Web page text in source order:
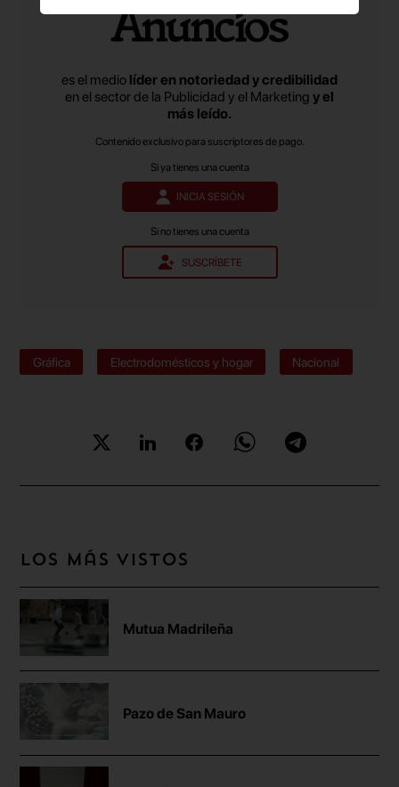
es el medio líder en notoriedad y credibilidad
en el sector de la Publicidad y el Marketing y el
más leído.
Contenido exclusivo para suscriptores de pago.
Si ya tienes una cuenta
INICIA SESIÓN
Si no tienes una cuenta
SUSCRÍBETE
Gráfica Electrodomésticos y hogar Nacional
Los más vistos
Mutua Madrileña
Pazo de San Mauro